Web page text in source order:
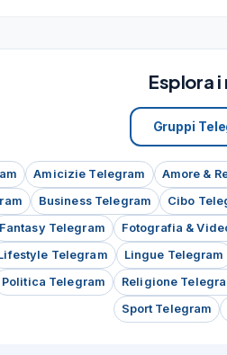
Esplora
Gruppi
Amicizie Telegram Amore &
Business Telegram Cibo
Fantasy Telegram Fotografia &
Telegram Lingue Telegram
Politica Telegram Religione
Sport Telegram